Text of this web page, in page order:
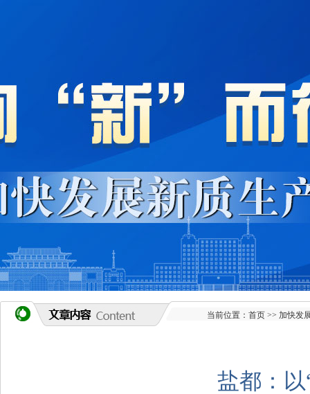
当前位置： 首页 >> 加快发
盐都：